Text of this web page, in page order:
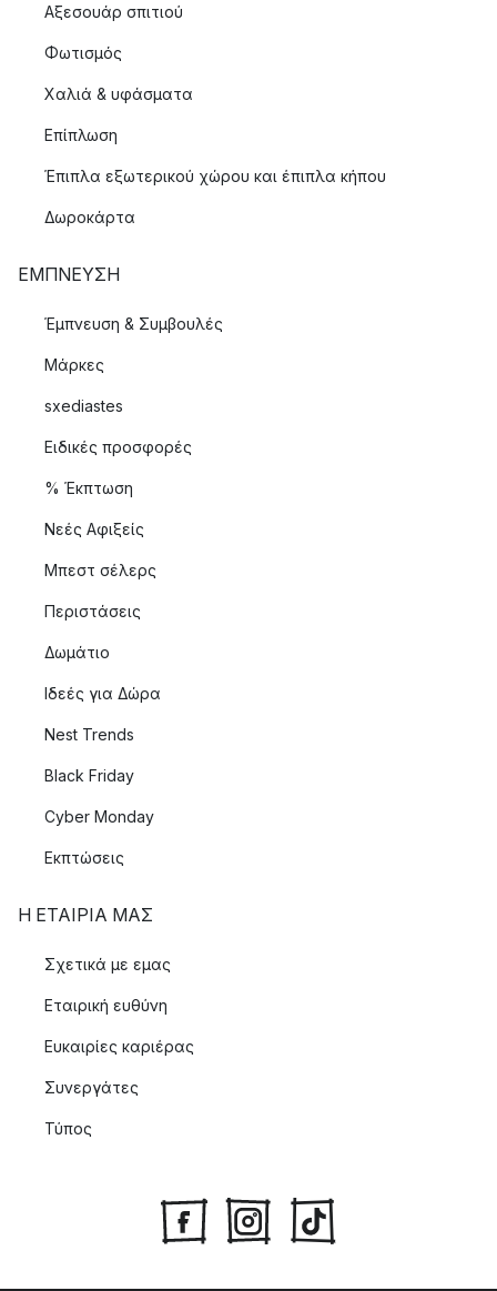
Αξεσουάρ σπιτιού
Φωτισμός
Χαλιά & υφάσματα
Επίπλωση
Έπιπλα εξωτερικού χώρου και έπιπλα κήπου
Δωροκάρτα
ΈΜΠΝΕΥΣΗ
Έμπνευση & Συμβουλές
Μάρκες
sxediastes
Ειδικές προσφορές
% Έκπτωση
Νεές Αφιξείς
Μπεστ σέλερς
Περιστάσεις
Δωμάτιο
Ιδεές για Δώρα
Nest Trends
Black Friday
Cyber Monday
Εκπτώσεις
Η ΕΤΑΊΡΙΑ ΜΑΣ
Σχετικά με εμας
Εταιρική ευθύνη
Ευκαιρίες καριέρας
Συνεργάτες
Τύπος